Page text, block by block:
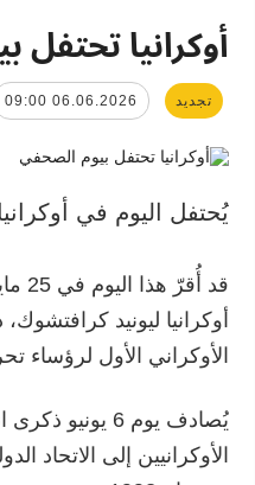
أوكرانيا
تجديد 06.06.2026 09:00
يُحتفل اليوم في أوكرانيا، 6 يونيو، بيوم
أوكرانيا ليونيد
الأوكراني الأول لرؤساء
يُصادف يوم 6
الأوكرانيين إلى الاتحاد